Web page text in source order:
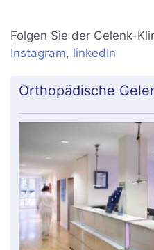
Folgen Sie der Gelenk-
Instagram, linkedIn
Orthopädische